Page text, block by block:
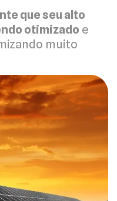
que seu alto
otimizado e
muito